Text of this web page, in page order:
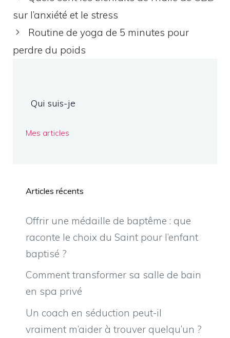
sur l’anxiété et le stress
Routine de yoga de 5 minutes pour
perdre du poids
Qui suis-je
Mes articles
Articles récents
Offrir une médaille de baptême : que
raconte le choix du Saint pour l’enfant
baptisé ?
Comment transformer sa salle de bain
en spa privé
Un coach en séduction peut-il
vraiment m’aider à trouver quelqu’un ?